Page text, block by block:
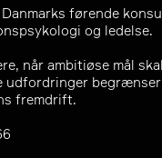
førende
og ledelse.
når ambitiøse mål
udfordringer begrænser
fremdrift.